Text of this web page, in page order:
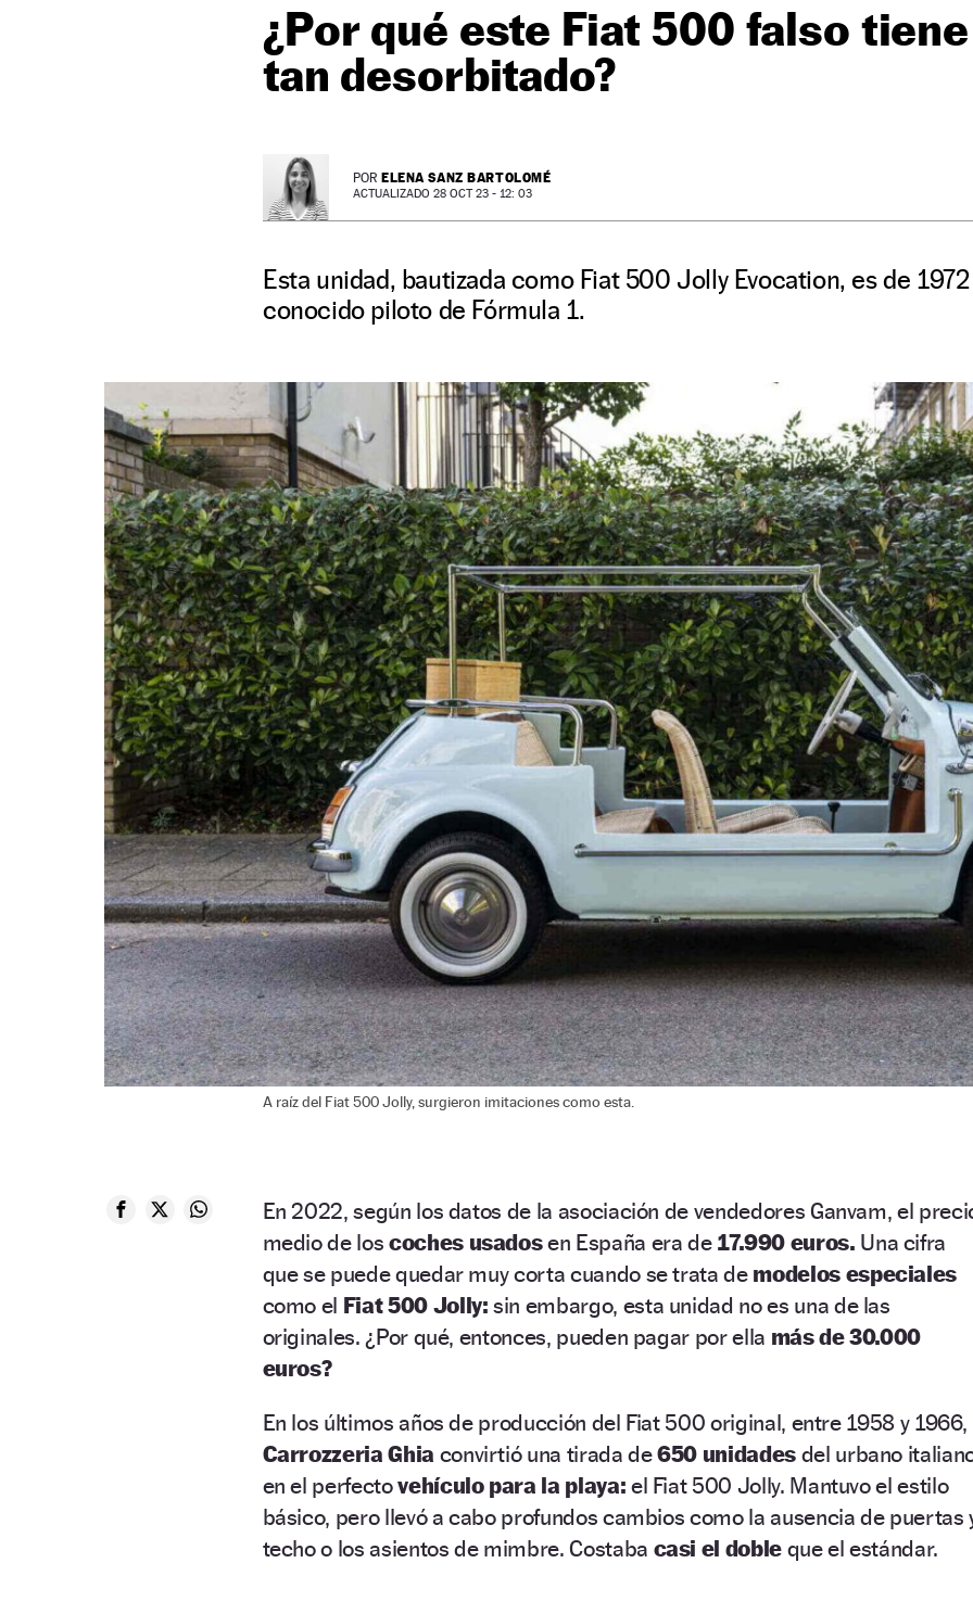
¿Por qué este Fiat 500 falso
tan desorbitado?
POR ELENA SANZ BARTOLOMÉ
ACTUALIZADO 28 OCT 23 - 12: 03
Esta unidad, bautizada como Fiat 500 Jolly Evocation, es de
conocido piloto de Fórmula 1.
A raíz del Fiat 500 Jolly, surgieron imitaciones como esta.
En 2022, según los datos de la asociación de vendedores Ganvam, el
medio de los coches usadosen España era de 17.990 euros. Una cifra
que se puede quedar muy corta cuando se trata de modelos especiales
como el Fiat 500 Jolly: sin embargo, esta unidad no es una de las
originales. ¿Por qué, entonces, pueden pagar por ella más de 30.000
euros?
En los últimos años de producción del Fiat 500 original, entre 1958 y 1966,
Carrozzeria Ghia convirtió una tirada de650 unidades del urbano
en el perfectovehículo para la playa: el Fiat 500 Jolly. Mantuvo el estilo
básico, pero llevó a cabo profundos cambios como la ausencia de puertas
techo o los asientos de mimbre. Costaba casi el doble que el estándar.